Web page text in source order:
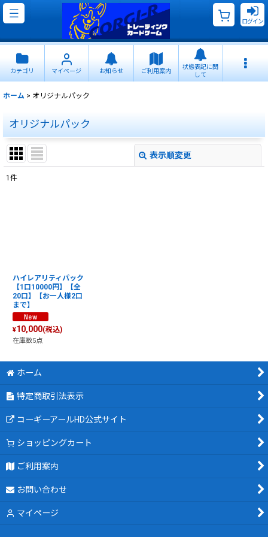
ログイン
カテゴリ マイページ お知らせ ご利用案内
状態表記に関
して
ホーム > オリジナルパック
オリジナルパック
表示順変更
1 件
ハイレアリティパック
【1口10000円】【全
20口】【お一人様2口
まで】
¥10,000(税込)
在庫数5点
ホーム
特定商取引法表示
コーギーアールHD公式サイト
ショッピングカート
ご利用案内
お問い合わせ
マイページ